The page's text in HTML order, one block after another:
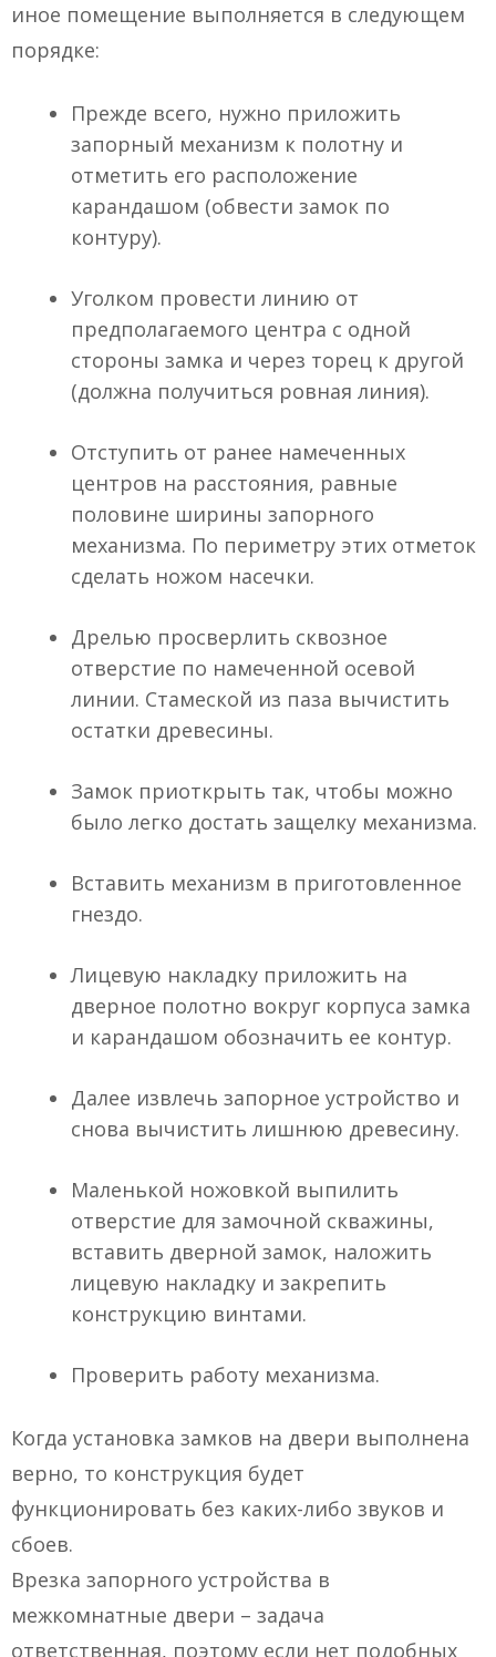
иное помещение выполняется в следующем
порядке:
Прежде всего, нужно приложить
запорный механизм к полотну и
отметить его расположение
карандашом (обвести замок по
контуру).
Уголком провести линию от
предполагаемого центра с одной
стороны замка и через торец к другой
(должна получиться ровная линия).
Отступить от ранее намеченных
центров на расстояния, равные
половине ширины запорного
механизма. По периметру этих отметок
сделать ножом насечки.
Дрелью просверлить сквозное
отверстие по намеченной осевой
линии. Стамеской из паза вычистить
остатки древесины.
Замок приоткрыть так, чтобы можно
было легко достать защелку механизма.
Вставить механизм в приготовленное
гнездо.
Лицевую накладку приложить на
дверное полотно вокруг корпуса замка
и карандашом обозначить ее контур.
Далее извлечь запорное устройство и
снова вычистить лишнюю древесину.
Маленькой ножовкой выпилить
отверстие для замочной скважины,
вставить дверной замок, наложить
лицевую накладку и закрепить
конструкцию винтами.
Проверить работу механизма.
Когда установка замков на двери выполнена
верно, то конструкция будет
функционировать без каких-либо звуков и
сбоев.
Врезка запорного устройства в
межкомнатные двери – задача
ответственная, поэтому если нет подобных